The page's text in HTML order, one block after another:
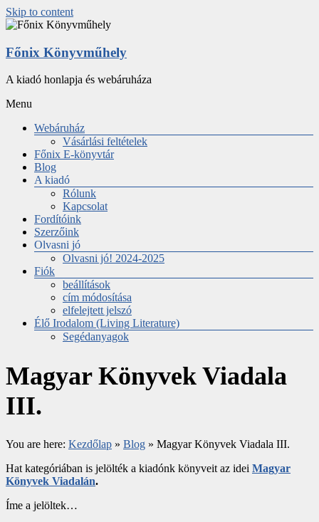
Skip to content
Főnix Könyvműhely
A kiadó honlapja és webáruháza
Menu
Webáruház
Vásárlási feltételek
Főnix E-könyvtár
Blog
A kiadó
Rólunk
Kapcsolat
Fordítóink
Szerzőink
Olvasni jó
Olvasni jó! 2024-2025
Fiók
beállítások
cím módosítása
elfelejtett jelszó
Élő Irodalom (Living Literature)
Segédanyagok
Magyar Könyvek Viadala
III.
You are here: Kezdőlap » Blog » Magyar Könyvek Viadala III.
Hat kategóriában is jelölték a kiadónk könyveit az idei Magyar
Könyvek Viadalán.
Íme a jelöltek…